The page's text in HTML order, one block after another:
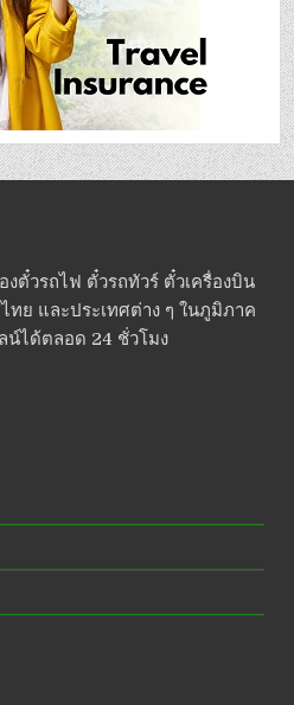
งตั๋วรถไฟ ตั๋วรถทัวร์ ตั๋วเครื่องบิน
ทย และประเทศต่าง ๆ ในภูมิภาค
น์ได้ตลอด 24 ชั่วโมง